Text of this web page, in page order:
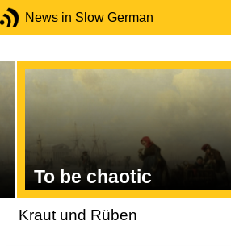
News in Slow German
To be chaotic
Kraut und Rüben